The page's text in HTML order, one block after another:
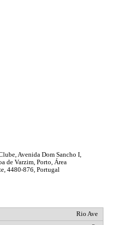
Avenida Dom Sancho I,
de Varzim, Porto, Área
4480-876, Portugal
Rio Ave